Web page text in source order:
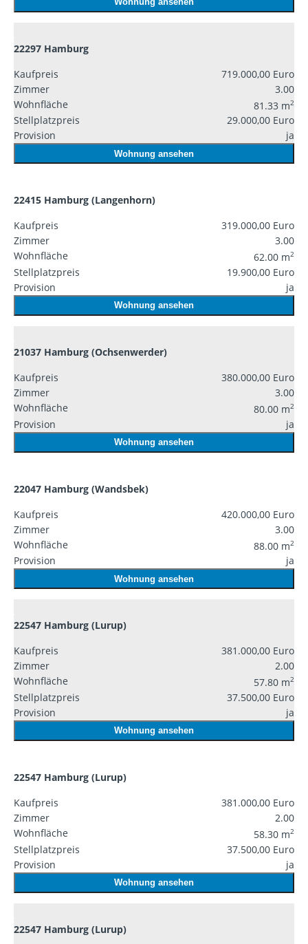
22297 Hamburg
Kaufpreis
719.000,00 Euro
Zimmer
3.00
Wohnfläche
81.33 m2
Stellplatzpreis
29.000,00 Euro
Provision
ja
Wohnung ansehen
22415 Hamburg (Langenhorn)
Kaufpreis
319.000,00 Euro
Zimmer
3.00
Wohnfläche
62.00 m2
Stellplatzpreis
19.900,00 Euro
Provision
ja
Wohnung ansehen
21037 Hamburg (Ochsenwerder)
Kaufpreis
380.000,00 Euro
Zimmer
3.00
Wohnfläche
80.00 m2
Provision ja
Wohnung ansehen
22047 Hamburg (Wandsbek)
Kaufpreis
420.000,00 Euro
Zimmer
3.00
Wohnfläche
88.00 m2
Provision ja
Wohnung ansehen
22547 Hamburg (Lurup)
Kaufpreis
381.000,00 Euro
Zimmer
2.00
Wohnfläche
57.80 m2
Stellplatzpreis
37.500,00 Euro
Provision
ja
Wohnung ansehen
22547 Hamburg (Lurup)
Kaufpreis
381.000,00 Euro
Zimmer
2.00
Wohnfläche
58.30 m2
Stellplatzpreis
37.500,00 Euro
Provision
ja
Wohnung ansehen
22547 Hamburg (Lurup)